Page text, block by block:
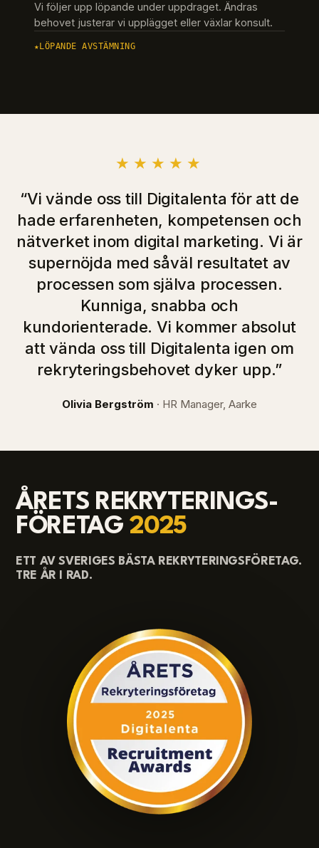
Vi följer upp löpande under uppdraget. Ändras
behovet justerar vi upplägget eller växlar konsult.
LÖPANDE AVSTÄMNING
★★★★★
“Vi vände oss till Digitalenta för att de
hade erfarenheten, kompetensen och
nätverket inom digital marketing. Vi är
supernöjda med såväl resultatet av
processen som själva processen.
Kunniga, snabba och
kundorienterade. Vi kommer absolut
att vända oss till Digitalenta igen om
rekryteringsbehovet dyker upp.”
Olivia Bergström · HR Manager, Aarke
ÅRETS REKRYTERINGS-
FÖRETAG2025
ETT AV SVERIGES BÄSTA REKRYTERINGSFÖRETAG.
TRE ÅR I RAD.